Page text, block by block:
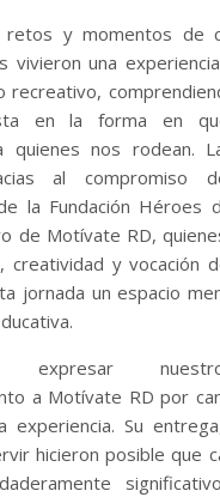
retos y momentos de
vivieron una
recreativo,
en la forma en
quienes nos rodean.
al compromiso
la Fundación Héroes
de Motívate RD,
creatividad y vocación
jornada un espacio
expresar
a Motívate RD por
experiencia. Su
hicieron posible que